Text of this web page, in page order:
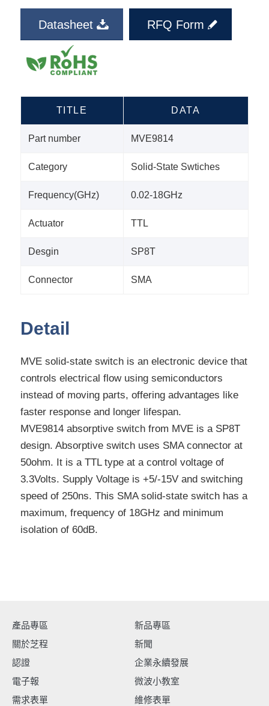
Datasheet RFQ Form
TITLE DATA
Part number MVE9814
Category Solid-State Swtiches
Frequency(GHz) 0.02-18GHz
Actuator TTL
Desgin SP8T
Connector SMA
Detail
MVE solid-state switch is an electronic device that
controls electrical flow using semiconductors
instead of moving parts, offering advantages like
faster response and longer lifespan.
MVE9814 absorptive switch from MVE is a SP8T
design. Absorptive switch uses SMA connector at
50ohm. It is a TTL type at a control voltage of
3.3Volts. Supply Voltage is +5/-15V and switching
speed of 250ns. This SMA solid-state switch has a
maximum, frequency of 18GHz and minimum
isolation of 60dB.
產品專區
新品專區
關於芝程
新聞
認證
企業永續發展
電子報
微波小教室
需求表單
維修表單